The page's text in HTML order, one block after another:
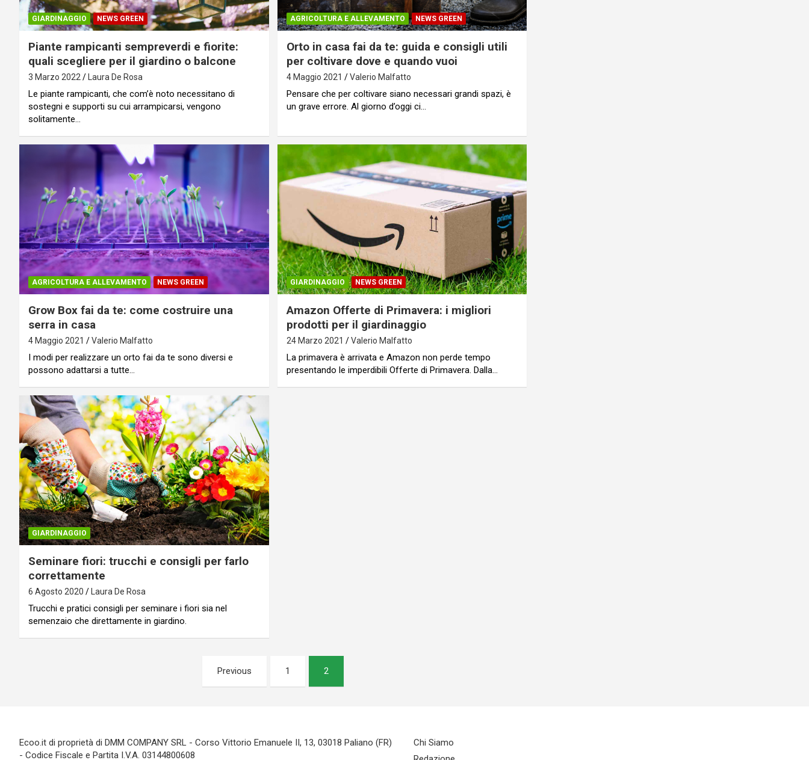
GIARDINAGGIO NEWS GREEN
Piante rampicanti sempreverdi e fiorite:
quali scegliere per il giardino o balcone
3 Marzo 2022 Laura De Rosa
Le piante rampicanti, che com’è noto necessitano di
sostegni e supporti su cui arrampicarsi, vengono
solitamente…
AGRICOLTURA E ALLEVAMENTO NEWS GREEN
Orto in casa fai da te: guida e consigli utili
per coltivare dove e quando vuoi
4 Maggio 2021 Valerio Malfatto
Pensare che per coltivare siano necessari grandi spazi, è
un grave errore. Al giorno d’oggi ci…
AGRICOLTURA E ALLEVAMENTO NEWS GREEN
Grow Box fai da te: come costruire una
serra in casa
4 Maggio 2021 Valerio Malfatto
I modi per realizzare un orto fai da te sono diversi e
possono adattarsi a tutte…
GIARDINAGGIO NEWS GREEN
Amazon Offerte di Primavera: i migliori
prodotti per il giardinaggio
24 Marzo 2021 Valerio Malfatto
La primavera è arrivata e Amazon non perde tempo
presentando le imperdibili Offerte di Primavera. Dalla…
GIARDINAGGIO
Seminare fiori: trucchi e consigli per farlo
correttamente
6 Agosto 2020 Laura De Rosa
Trucchi e pratici consigli per seminare i fiori sia nel
semenzaio che direttamente in giardino.
Previous 1 2
Ecoo.it di proprietà di DMM COMPANY SRL - Corso Vittorio Emanuele II, 13, 03018 Paliano (FR)
- Codice Fiscale e Partita I.V.A. 03144800608
Chi Siamo